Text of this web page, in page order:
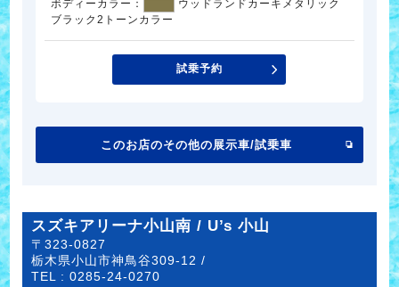
ボディーカラー：
ウッドランドカーキメタリック
ブラック2トーンカラー
試乗予約
このお店のその他の展示車/試乗車
スズキアリーナ小山南 / U’s 小山
〒323-0827
栃木県小山市神鳥谷309-12 /
TEL :0285-24-0270